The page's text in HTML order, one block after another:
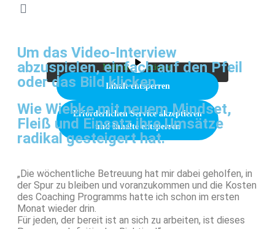
Drittanbieter weitergegeben werden.
Mehr Informationen
Inhalt entsperren
Erforderlichen Service akzeptieren
und Inhalte entsperren
Um das Video-Interview
abzuspielen, einfach auf den Pfeil
oder das Bild klicken
Wie Wiebke mit neuem Mindset,
Fleiß und Einsatz ihre Umsätze
radikal gesteigert hat.
„Die wöchentliche Betreuung hat mir dabei geholfen, in
der Spur zu bleiben und voranzukommen und die Kosten
des Coaching Programms hatte ich schon im ersten
Monat wieder drin.
Für jeden, der bereit ist an sich zu arbeiten, ist dieses